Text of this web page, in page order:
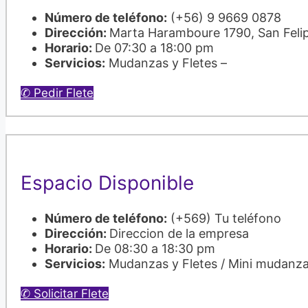
Número de teléfono: (+56) 9 9669 0878
Dirección: Marta Haramboure 1790, San
Horario: De 07:30 a 18:00 pm
Servicios: Mudanzas y Fletes –
✆ Pedir Flete
Espacio Disponible
Número de teléfono: (+569) Tu teléfono
Dirección: Direccion de la empresa
Horario: De 08:30 a 18:30 pm
Servicios: Mudanzas y Fletes / Mini
✆ Solicitar Flete